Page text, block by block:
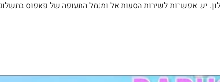
יש אפשרות לשירות הסעות אל ומנמל התעופה של פאפוס